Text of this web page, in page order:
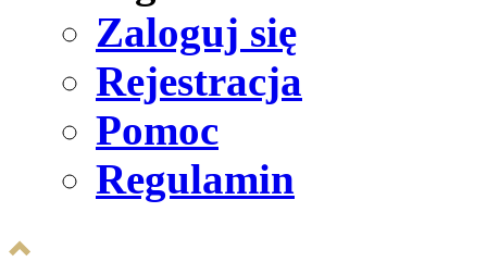
Zaloguj się
Rejestracja
Pomoc
Regulamin